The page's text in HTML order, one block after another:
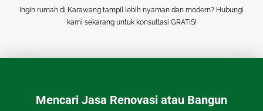
Ingin rumah di Karawang tampil lebih nyaman dan modern? Hubungi
kami sekarang untuk konsultasi GRATIS!
Mencari Jasa Renovasi atau Bangun